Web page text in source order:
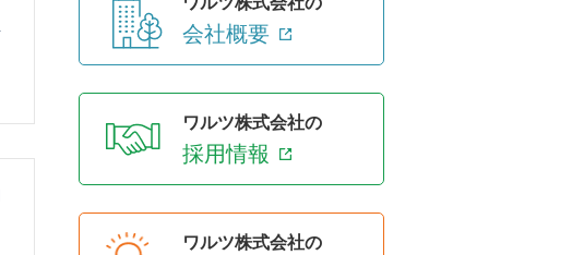
会社概要
ワルツ株式会社の
採用情報
ワルツ株式会社の